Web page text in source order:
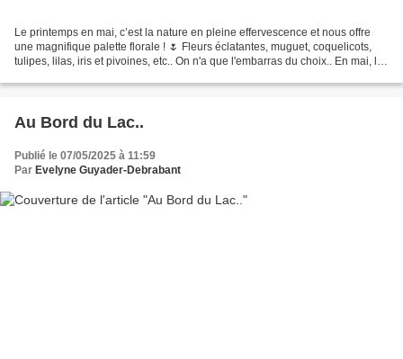
Le printemps en mai, c’est la nature en pleine effervescence et nous offre
une magnifique palette florale ! 🌷 Fleurs éclatantes, muguet, coquelicots,
tulipes, lilas, iris et pivoines, etc.. On n'a que l'embarras du choix.. En mai, les
Au Bord du Lac..
Publié le 07/05/2025 à 11:59
Par Evelyne Guyader-Debrabant